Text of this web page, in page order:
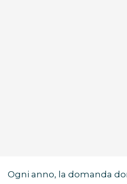
Ogni anno, la domanda